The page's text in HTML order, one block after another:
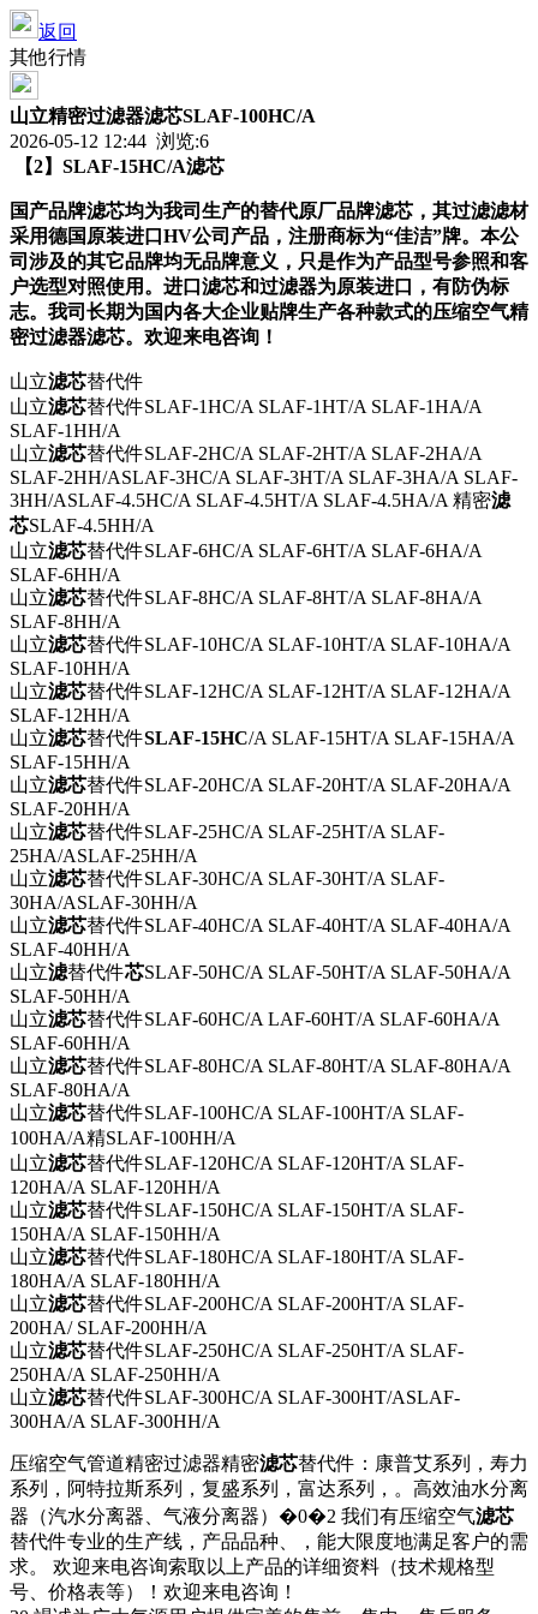
返回
其他行情
山立精密过滤器滤芯SLAF-100HC/A
2026-05-12 12:44 浏览:6
【2】 SLAF-15HC/A滤芯
国产品牌滤芯均为我司生产的替代原厂品牌滤芯，其过滤滤材
采用德国原装进口 HV公司产品，注册商标为“佳洁”牌。本公
司涉及的其它品牌均无品牌意义，只是作为产品型号参照和客
户选型对照使用。进口滤芯和过滤器为原装进口，有防伪标
志。我司长期为国内各大企业贴牌生产各种款式的压缩空气精
密过滤器滤芯。欢迎来电咨询！
山立滤芯替代件
山立滤芯替代件SLAF-1HC/A SLAF-1HT/A SLAF-1HA/A
SLAF-1HH/A
山立滤芯替代件SLAF-2HC/A SLAF-2HT/A SLAF-2HA/A
SLAF-2HH/ASLAF-3HC/A SLAF-3HT/A SLAF-3HA/A SLAF-
3HH/ASLAF-4.5HC/A SLAF-4.5HT/A SLAF-4.5HA/A 精密滤
芯SLAF-4.5HH/A
山立滤芯替代件SLAF-6HC/A SLAF-6HT/A SLAF-6HA/A
SLAF-6HH/A
山立滤芯替代件SLAF-8HC/A SLAF-8HT/A SLAF-8HA/A
SLAF-8HH/A
山立滤芯替代件SLAF-10HC/A SLAF-10HT/A SLAF-10HA/A
SLAF-10HH/A
山立滤芯替代件SLAF-12HC/A SLAF-12HT/A SLAF-12HA/A
SLAF-12HH/A
山立滤芯替代件SLAF-15HC/A SLAF-15HT/A SLAF-15HA/A
SLAF-15HH/A
山立滤芯替代件SLAF-20HC/A SLAF-20HT/A SLAF-20HA/A
SLAF-20HH/A
山立滤芯替代件SLAF-25HC/A SLAF-25HT/A SLAF-
25HA/ASLAF-25HH/A
山立滤芯替代件SLAF-30HC/A SLAF-30HT/A SLAF-
30HA/ASLAF-30HH/A
山立滤芯替代件SLAF-40HC/A SLAF-40HT/A SLAF-40HA/A
SLAF-40HH/A
山立滤替代件芯SLAF-50HC/A SLAF-50HT/A SLAF-50HA/A
SLAF-50HH/A
山立滤芯替代件SLAF-60HC/A LAF-60HT/A SLAF-60HA/A
SLAF-60HH/A
山立滤芯替代件SLAF-80HC/A SLAF-80HT/A SLAF-80HA/A
SLAF-80HA/A
山立滤芯替代件SLAF-100HC/A SLAF-100HT/A SLAF-
100HA/A精SLAF-100HH/A
山立滤芯替代件SLAF-120HC/A SLAF-120HT/A SLAF-
120HA/A SLAF-120HH/A
山立滤芯替代件SLAF-150HC/A SLAF-150HT/A SLAF-
150HA/A SLAF-150HH/A
山立滤芯替代件SLAF-180HC/A SLAF-180HT/A SLAF-
180HA/A SLAF-180HH/A
山立滤芯替代件SLAF-200HC/A SLAF-200HT/A SLAF-
200HA/ SLAF-200HH/A
山立滤芯替代件SLAF-250HC/A SLAF-250HT/A SLAF-
250HA/A SLAF-250HH/A
山立滤芯替代件SLAF-300HC/A SLAF-300HT/ASLAF-
300HA/A SLAF-300HH/A
压缩空气管道精密过滤器精密滤芯替代件：康普艾系列，寿力
系列，阿特拉斯系列，复盛系列，富达系列，。高效油水分离
器（汽水分离器、气液分离器）�0�2 我们有压缩空气滤芯
替代件专业的生产线，产品品种、，能大限度地满足客户的需
求。 欢迎来电咨询索取以上产品的详细资料（技术规格型
号、价格表等）！欢迎来电咨询！